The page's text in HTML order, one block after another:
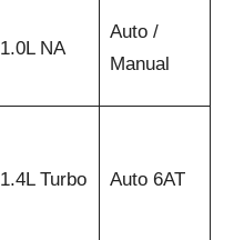
1.0L NA
Auto /
Manual
1.4L Turbo Auto 6AT